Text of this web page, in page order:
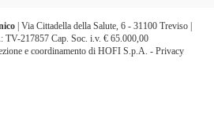
| Via Cittadella della Salute, 6 - 31100 Treviso |
TV-217857 Cap. Soc. i.v. € 65.000,00
e coordinamento di HOFI S.p.A. -Privacy